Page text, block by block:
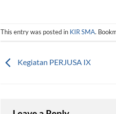
This entry was posted in KIR SMA.
Kegiatan PERJUSA IX